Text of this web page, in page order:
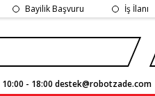
Bayilik Başvuru İş İlanı
10:00 - 18:00 destek@robotzade.com